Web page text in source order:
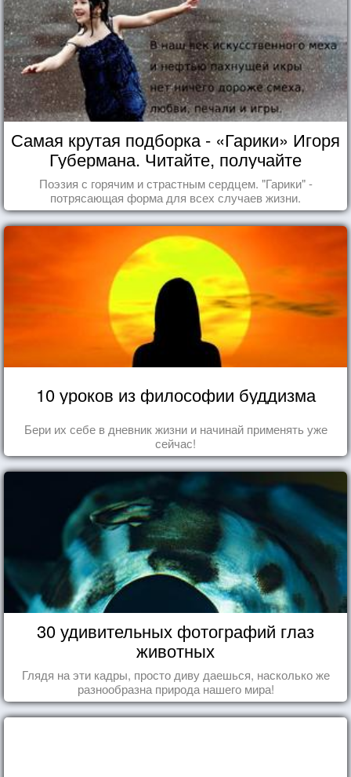
Самая крутая подборка - «Гарики» Игоря
Губермана. Читайте, получайте
удовольствие!
Поэзия с горячим и страстным сердцем. "Гарики" -
потрясающая форма для всех случаев жизни.
10 уроков из философии буддизма
Бери их себе в дневник жизни и начинай применять уже
сейчас!
30 удивительных фотографий глаз
животных
Глядя на эти кадры, просто диву даешься, насколько же
разнообразна природа нашего мира!